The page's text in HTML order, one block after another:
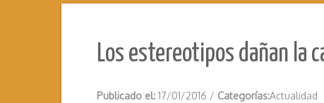
Los estereotipos dañan la
Publicado el: 17/01/2016 / Categorías:Actualidad